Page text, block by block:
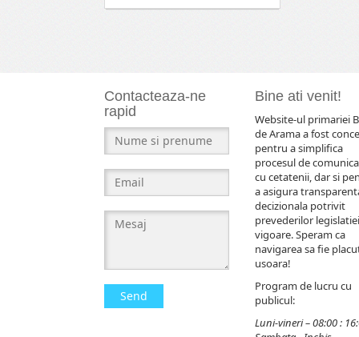
Contacteaza-ne
rapid
Send
Bine ati venit!
Website-ul primariei
de Arama a fost
pentru a simplifica
procesul de
cu cetatenii, dar si
a asigura
decizionala potrivit
prevederilor
vigoare. Speram ca
navigarea sa fie
usoara!
Program de lucru cu
publicul:
Luni-vineri – 08:00 :